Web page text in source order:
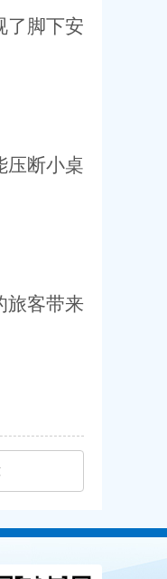
了脚下安
压断小桌
旅客带来